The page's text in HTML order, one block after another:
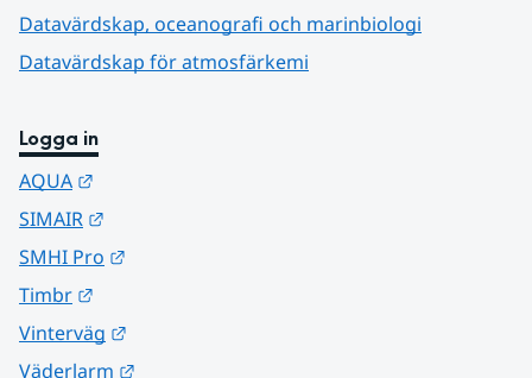
Datavärdskap, oceanografi och marinbiologi
Datavärdskap för atmosfärkemi
Logga in
AQUA
SIMAIR
SMHI Pro
Timbr
Vinterväg
Väderlarm